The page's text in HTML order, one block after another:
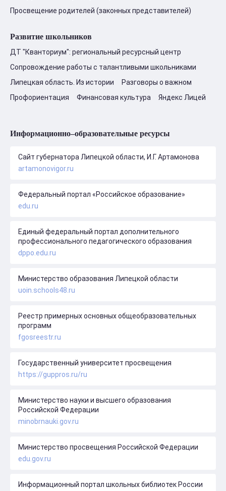
Просвещение родителей (законных представителей)
Развитие школьников
ДТ "Кванториум": региональный ресурсный центр
Сопровождение работы с талантливыми школьниками
Липецкая область. Из истории
Разговоры о важном
Профориентация
Финансовая культура Яндекс Лицей
Информационно–образовательные ресурсы
Сайт губернатора Липецкой области, И.Г. Артамонова
artamonovigor.ru
Федеральный портал «Российское образование»
edu.ru
Единый федеральный портал дополнительного
профессионального педагогического образования
dppo.edu.ru
Министерство образования Липецкой области
uoin.schools48.ru
Реестр примерных основных общеобразовательных
программ
fgosreestr.ru
Государственный университет просвещения
https://guppros.ru/ru
Министерство науки и высшего образования
Российской Федерации
minobrnauki.gov.ru
Министерство просвещения Российской Федерации
edu.gov.ru
Информационный портал школьных библиотек России